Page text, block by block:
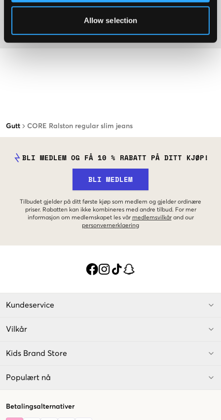
Allow selection
Gutt CORE Ralston regular slim jeans
Washing advice
Materiale
BLI MEDLEM OG FÅ 10 % RABATT PÅ DITT KJØP!
BLI MEDLEM
Tilbudet gjelder på ditt første kjøp som medlem og gjelder ordinære
priser. Rabatten kan ikke kombineres med andre tilbud. For mer
informasjon om medlemskapet les vår medlemsvilkår and our
personvernerklaering
Kundeservice
Vilkår
Kids Brand Store
Populært nå
Betalingsalternativer